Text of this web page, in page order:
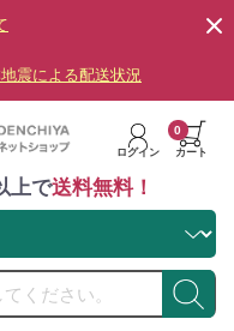
震による配送状況
ログイン カート
0
上で送料無料！